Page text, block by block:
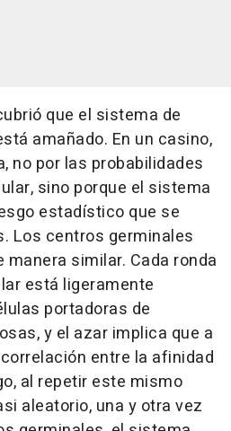
que el sistema de
amañado. En un casino,
no por las probabilidades
sino porque el sistema
estadístico que se
Los centros germinales
similar. Cada ronda
está ligeramente
portadoras de
y el azar implica que a
entre la afinidad
al repetir este mismo
aleatorio, una y otra vez